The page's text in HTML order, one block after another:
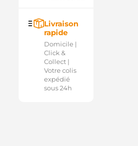
Livraison
rapide
Domicile |
Click &
Collect |
Votre colis
expédié
sous 24h